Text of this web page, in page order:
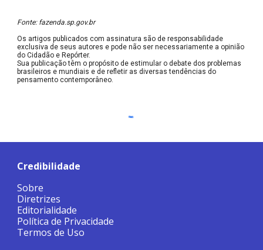
Fonte: fazenda.sp.gov.br
Os artigos publicados com assinatura são de responsabilidade
exclusiva de seus autores e pode não ser necessariamente a opinião
do Cidadão e Repórter.
Sua publicação têm o propósito de estimular o debate dos problemas
brasileiros e mundiais e de refletir as diversas tendências do
pensamento contemporâneo.
Credibilidade
Sobre
Diretrizes
Editorialidade
Política de Privacidade
Termos de Uso